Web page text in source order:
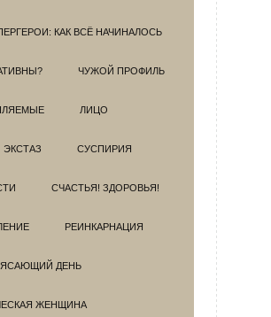
КАК ВСЁ НАЧИНАЛОСЬ
ЧУЖОЙ ПРОФИЛЬ
ЛИЦО
ЭКСТАЗ СУСПИРИЯ
СЧАСТЬЯ! ЗДОРОВЬЯ!
РЕИНКАРНАЦИЯ
ДЕНЬ
ЖЕНЩИНА